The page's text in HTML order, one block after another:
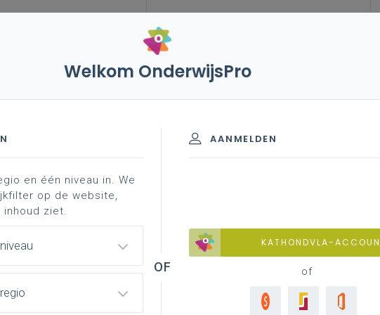
vakken en leerplannen 2de graad
achtergrond
graad - A-finaliteit
achtergrond
Welkom OnderwijsPro
AANMELDEN
KATHONDVLA-
of
en één niveau in. We
op de website,
ziet.